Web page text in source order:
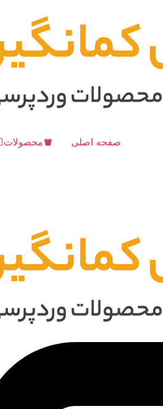
صفحه اصلی محصولات